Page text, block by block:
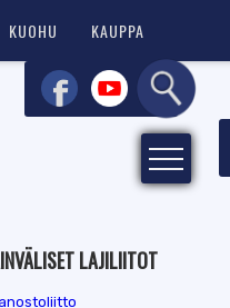
KUOHU KAUPPA
LAJILIITOT